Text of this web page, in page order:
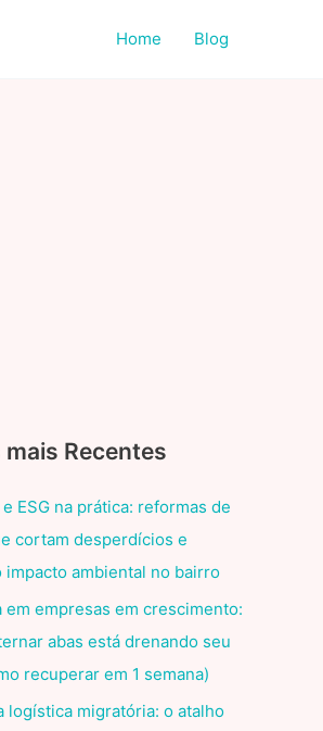
Home Blog
Recentes
ESG na prática: reformas de
cortam desperdícios e
impacto ambiental no bairro
em empresas em crescimento:
abas está drenando seu
recuperar em 1 semana)
logística migratória: o atalho